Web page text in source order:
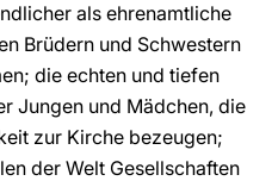
als ehrenamtliche
Brüdern und Schwestern
die echten und tiefen
Jungen und Mädchen, die
zur Kirche bezeugen;
der Welt Gesellschaften